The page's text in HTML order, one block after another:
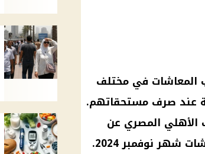
المعاشات في مختلف
عند صرف مستحقاتهم.
الأهلي المصري عن
شهر نوفمبر 2024 .